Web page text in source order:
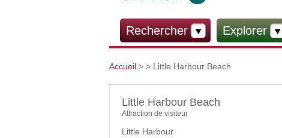
Rechercher Explorer
Vous êtes ici
Accueil > > Little Harbour Beach
Little Harbour Beach
Attraction de visiteur
Little Harbour